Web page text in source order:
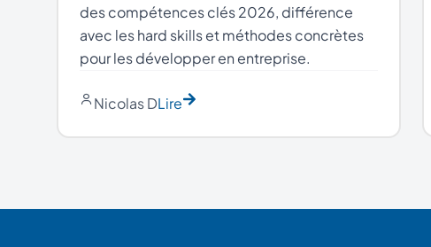
des compétences clés 2026, différence
avec les hard skills et méthodes concrètes
pour les développer en entreprise.
Nicolas DLire